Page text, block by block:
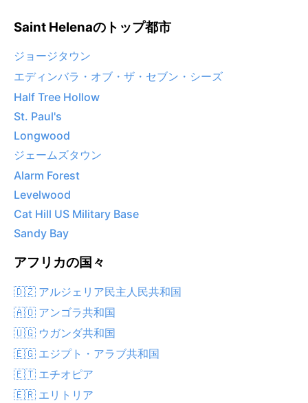
Saint Helenaのトップ都市
ジョージタウン
エディンバラ・オブ・ザ・セブン・シーズ
Half Tree Hollow
St. Paul's
Longwood
ジェームズタウン
Alarm Forest
Levelwood
Cat Hill US Military Base
Sandy Bay
アフリカの国々
🇩🇿 アルジェリア民主人民共和国
🇦🇴 アンゴラ共和国
🇺🇬 ウガンダ共和国
🇪🇬 エジプト・アラブ共和国
🇪🇹 エチオピア
🇪🇷 エリトリア